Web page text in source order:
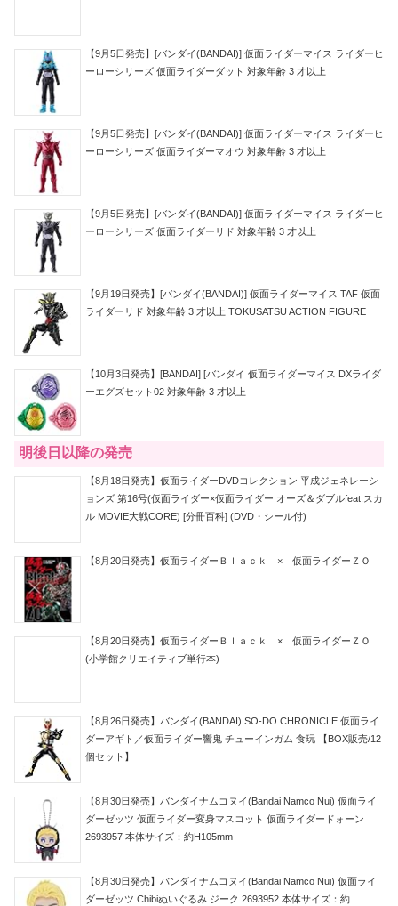
【9月5日発売】[バンダイ(BANDAI)] 仮面ライダーマイス ライダーヒ
ーローシリーズ 仮面ライダーダット 対象年齢 3 才以上
【9月5日発売】[バンダイ(BANDAI)] 仮面ライダーマイス ライダーヒ
ーローシリーズ 仮面ライダーマオウ 対象年齢 3 才以上
【9月5日発売】[バンダイ(BANDAI)] 仮面ライダーマイス ライダーヒ
ーローシリーズ 仮面ライダーリド 対象年齢 3 才以上
【9月19日発売】[バンダイ(BANDAI)] 仮面ライダーマイス TAF 仮面
ライダーリド 対象年齢 3 才以上 TOKUSATSU ACTION FIGURE
【10月3日発売】[BANDAI] [バンダイ 仮面ライダーマイス DXライダ
ーエグズセット02 対象年齢 3 才以上
明後日以降の発売
【8月18日発売】仮面ライダーDVDコレクション 平成ジェネレーシ
ョンズ 第16号(仮面ライダー×仮面ライダー オーズ＆ダブルfeat.スカ
ル MOVIE大戦CORE) [分冊百科] (DVD・シール付)
【8月20日発売】仮面ライダーＢｌａｃｋ × 仮面ライダーＺＯ
【8月20日発売】仮面ライダーＢｌａｃｋ × 仮面ライダーＺＯ
(小学館クリエイティブ単行本)
【8月26日発売】バンダイ(BANDAI) SO-DO CHRONICLE 仮面ライ
ダーアギト／仮面ライダー響鬼 チューインガム 食玩 【BOX販売/12
個セット】
【8月30日発売】バンダイナムコヌイ(Bandai Namco Nui) 仮面ライ
ダーゼッツ 仮面ライダー変身マスコット 仮面ライダードォーン
2693957 本体サイズ：約H105mm
【8月30日発売】バンダイナムコヌイ(Bandai Namco Nui) 仮面ライ
ダーゼッツ Chibiぬいぐるみ ジーク 2693952 本体サイズ：約